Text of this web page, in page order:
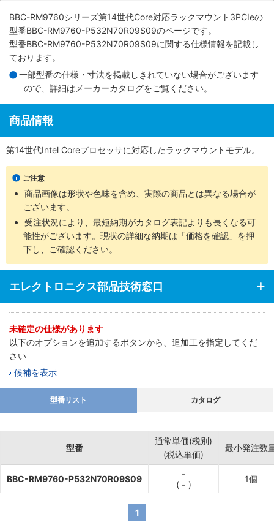
BBC-RM9760シリーズ第14世代Core対応ラックマウント3PCIeの
型番BBC-RM9760-P532N70R09S09のページです。
型番BBC-RM9760-P532N70R09S09に関する仕様情報を記載し
ております。
一部型番の仕様・寸法を掲載しきれていない場合がございます
ので、詳細は メーカーカタログをご覧ください。
商品情報
第14世代Intel Coreプロセッサに対応したラックマウントモデル。
ご注意
商品画像は形状や色味を含め、実際の商品とは異なる場合が
ございます。
受注状況により、最短納期がカタログ表記よりも長くなる可
能性がございます。現状の詳細な納期は「価格を確認」を押
下し、ご確認ください。
エレクトロニクス部品技術窓口
未確定の仕様があります
以下のオプションを追加するボタンから、追加工を指定してくだ
さい
候補を表示
型番リスト カタログ
型番
通常単価(税別)
(税込単価)
最小発注数
BBC-RM9760-P532N70R09S09
-
( - )
1個
1